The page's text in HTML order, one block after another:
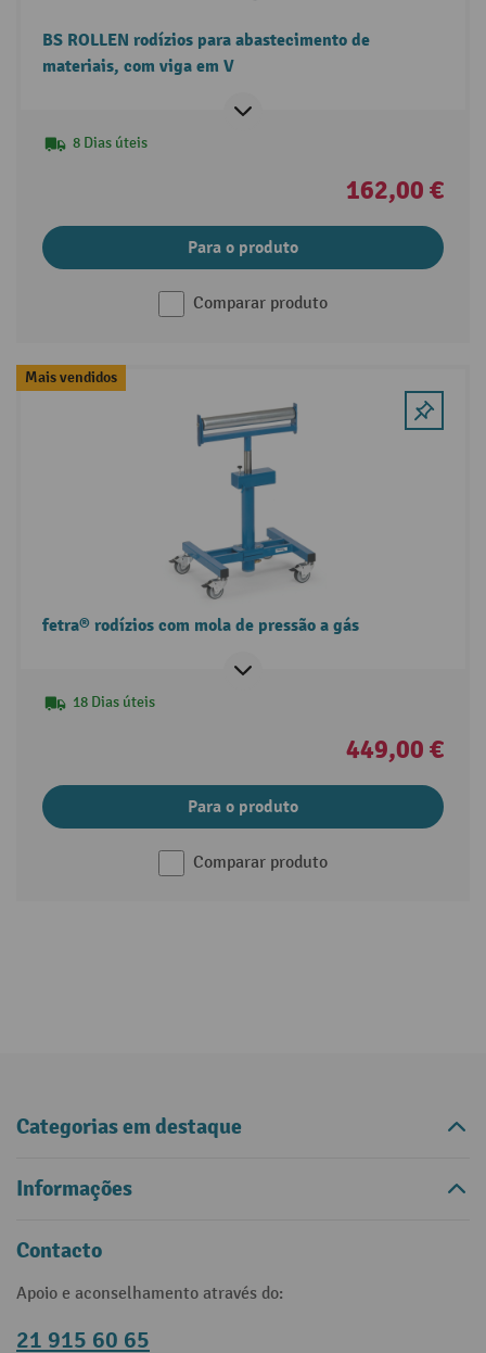
BS ROLLEN rodízios para abastecimento de
materiais, com viga em V
8 Dias úteis
162,00 €
Para o produto
Comparar produto
Mais vendidos
fetra® rodízios com mola de pressão a gás
18 Dias úteis
449,00 €
Para o produto
Comparar produto
Categorias em destaque
Informações
Contacto
Apoio e aconselhamento através do:
21 915 60 65